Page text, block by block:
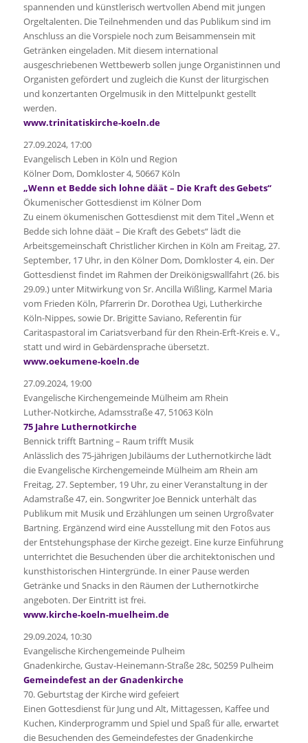
spannenden und künstlerisch wertvollen Abend mit jungen
Orgeltalenten. Die Teilnehmenden und das Publikum sind im
Anschluss an die Vorspiele noch zum Beisammensein mit
Getränken eingeladen. Mit diesem international
ausgeschriebenen Wettbewerb sollen junge Organistinnen und
Organisten gefördert und zugleich die Kunst der liturgischen
und konzertanten Orgelmusik in den Mittelpunkt gestellt
werden.
www.trinitatiskirche-koeln.de
27.09.2024, 17:00
Evangelisch Leben in Köln und Region
Kölner Dom, Domkloster 4, 50667 Köln
„Wenn et Bedde sich lohne däät – Die Kraft des Gebets“
Ökumenischer Gottesdienst im Kölner Dom
Zu einem ökumenischen Gottesdienst mit dem Titel „Wenn et
Bedde sich lohne däät – Die Kraft des Gebets“ lädt die
Arbeitsgemeinschaft Christlicher Kirchen in Köln am Freitag, 27.
September, 17 Uhr, in den Kölner Dom, Domkloster 4, ein. Der
Gottesdienst findet im Rahmen der Dreikönigswallfahrt (26. bis
29.09.) unter Mitwirkung von Sr. Ancilla Wißling, Karmel Maria
vom Frieden Köln, Pfarrerin Dr. Dorothea Ugi, Lutherkirche
Köln-Nippes, sowie Dr. Brigitte Saviano, Referentin für
Caritaspastoral im Cariatsverband für den Rhein-Erft-Kreis e. V.,
statt und wird in Gebärdensprache übersetzt.
www.oekumene-koeln.de
27.09.2024, 19:00
Evangelische Kirchengemeinde Mülheim am Rhein
Luther-Notkirche, Adamsstraße 47, 51063 Köln
75 Jahre Luthernotkirche
Bennick trifft Bartning – Raum trifft Musik
Anlässlich des 75-jährigen Jubiläums der Luthernotkirche lädt
die Evangelische Kirchengemeinde Mülheim am Rhein am
Freitag, 27. September, 19 Uhr, zu einer Veranstaltung in der
Adamstraße 47, ein. Songwriter Joe Bennick unterhält das
Publikum mit Musik und Erzählungen um seinen Urgroßvater
Bartning. Ergänzend wird eine Ausstellung mit den Fotos aus
der Entstehungsphase der Kirche gezeigt. Eine kurze Einführung
unterrichtet die Besuchenden über die architektonischen und
kunsthistorischen Hintergründe. In einer Pause werden
Getränke und Snacks in den Räumen der Luthernotkirche
angeboten. Der Eintritt ist frei.
www.kirche-koeln-muelheim.de
29.09.2024, 10:30
Evangelische Kirchengemeinde Pulheim
Gnadenkirche, Gustav-Heinemann-Straße 28c, 50259 Pulheim
Gemeindefest an der Gnadenkirche
70. Geburtstag der Kirche wird gefeiert
Einen Gottesdienst für Jung und Alt, Mittagessen, Kaffee und
Kuchen, Kinderprogramm und Spiel und Spaß für alle, erwartet
die Besuchenden des Gemeindefestes der Gnadenkirche